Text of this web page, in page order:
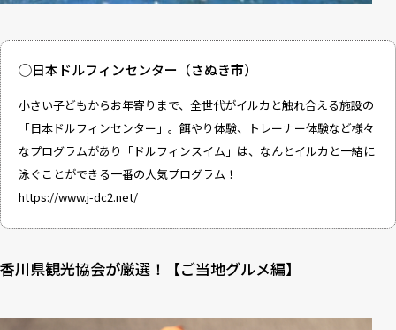
◯日本ドルフィンセンター（さぬき市）
小さい子どもからお年寄りまで、全世代がイルカと触れ合える施設の
「日本ドルフィンセンター」。餌やり体験、トレーナー体験など様々
なプログラムがあり「ドルフィンスイム」は、なんとイルカと一緒に
泳ぐことができる一番の人気プログラム！
https://www.j-dc2.net/
香川県観光協会が厳選！【ご当地グルメ編】